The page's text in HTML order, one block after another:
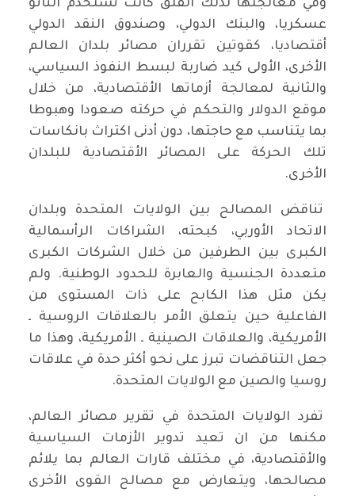
وفي معالجتها لذلك القلق كانت تستخدم الناتو
عسكريا، والبنك الدولي، وصندوق النقد الدولي
أقتصاديا، كقوتين تقرران مصائر بلدان العالم
الأخرى، الأولى كيد ضاربة لبسط النفوذ السياسي،
والثانية لمعالجة أزماتها الأقتصادية، من خلال
موقع الدولار والتحكم في حركته صعودا وهبوطا
بما يتناسب مع حاجتها، دون أدنى اكتراث بانكاسات
تلك الحركة على المصائر الأقتصادية للبلدان
الأخرى.
تناقض المصالح بين الولايات المتحدة وبلدان
الاتحاد الأوربي، كبحته، الشراكات الرأسمالية
الكبرى بين الطرفين من خلال الشركات الكبرى
متعددة الجنسية والعابرة للحدود الوطنية. ولم
يكن مثل هذا الكابح على ذات المستوى من
الفاعلية حين يتعلق الأمر بالعلاقات الروسية ـ
الأمريكية، والعلاقات الصينية ـ الأمريكية، وهذا ما
جعل التناقضات تبرز على نحو أكثر حدة في علاقات
روسيا والصين مع الولايات المتحدة.
تفرد الولايات المتحدة في تقرير مصائر العالم،
مكنها من ان تعيد تدوير الأزمات السياسية
والأقتصادية، في مختلف قارات العالم بما يلائم
مصالحها، ويتعارض مع مصالح القوى الأخرى